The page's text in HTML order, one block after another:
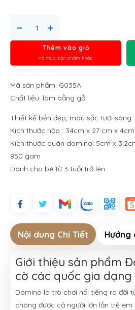
Thêm vào giỏ
và mua sản phẩm khác
Mã sản phẩm: G035A
Chất liệu: làm bằng gỗ
Thiết kế bền đẹp, màu sắc tươi sáng
Kích thước hộp : 34cm x 27 cm x 4cm
Kích thước quân domino: 5cm x
850 gam
Dành cho bé từ 3 tuổi trở lên
Nội dung Chi Tiết Hướng
Giới thiệu sản phẩm
cờ các quốc gia
Domino là trò chơi nổi tiếng ra đời
chóng được cả người lớn lẫn trẻ